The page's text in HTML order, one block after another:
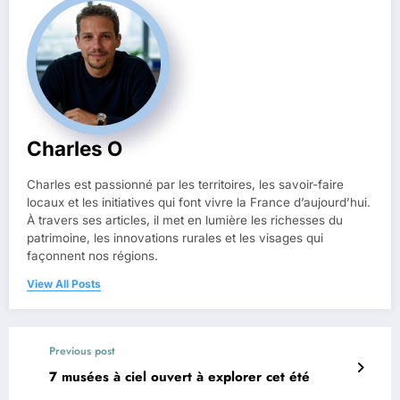
Charles O
Charles est passionné par les territoires, les savoir-faire
locaux et les initiatives qui font vivre la France d’aujourd’hui.
À travers ses articles, il met en lumière les richesses du
patrimoine, les innovations rurales et les visages qui
façonnent nos régions.
View All Posts
Previous post
7 musées à ciel ouvert à explorer cet été